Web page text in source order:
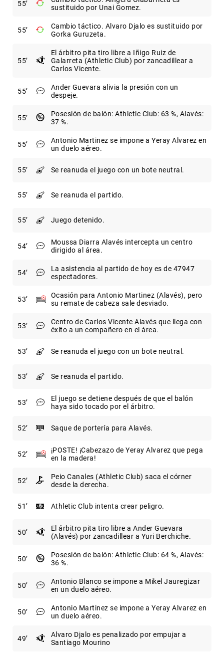
55
sustituido por Unai Gomez.
55
Cambio táctico. Alvaro Djalo es sustituido por
Gorka Guruzeta.
55
El árbitro pita tiro libre a Iñigo Ruiz de
Galarreta (Athletic Club) por zancadillear a
Carlos Vicente.
55
Ander Guevara alivia la presión con un
despeje.
55
Posesión de balón: Athletic Club: 63 %, Alavés:
37 %.
55
Antonio Martinez se impone a Yeray Alvarez en
un duelo aéreo.
55 Se reanuda el juego con un bote neutral.
55 Se reanuda el partido.
55 Juego detenido.
54
Moussa Diarra Alavés intercepta un centro
dirigido al área.
54
La asistencia al partido de hoy es de 47947
espectadores.
53
Ocasión para Antonio Martinez (Alavés), pero
su remate de cabeza sale desviado.
53
Centro de Carlos Vicente Alavés que llega con
éxito a un compañero en el área.
53 Se reanuda el juego con un bote neutral.
53 Se reanuda el partido.
53
El juego se detiene después de que el balón
haya sido tocado por el árbitro.
52 Saque de portería para Alavés.
52
¡POSTE! ¡Cabezazo de Yeray Alvarez que pega
en la madera!
52
Peio Canales (Athletic Club) saca el córner
desde la derecha.
51 Athletic Club intenta crear peligro.
50
El árbitro pita tiro libre a Ander Guevara
(Alavés) por zancadillear a Yuri Berchiche.
50
Posesión de balón: Athletic Club: 64 %, Alavés:
36 %.
50
Antonio Blanco se impone a Mikel Jauregizar
en un duelo aéreo.
50
Antonio Martinez se impone a Yeray Alvarez en
un duelo aéreo.
49
Alvaro Djalo es penalizado por empujar a
Santiago Mourino